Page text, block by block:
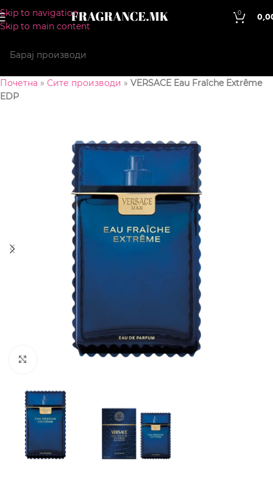
Skip to navigation
Skip to main content
0
Почетна » Сите производи » VERSACE Eau Fraîche Extrême
EDP
CLICK TO ENLARGE